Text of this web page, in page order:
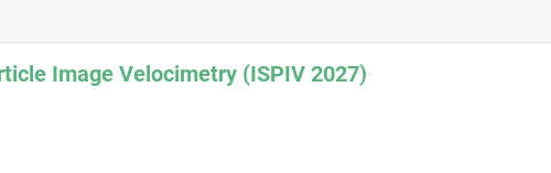
Image Velocimetry (ISPIV 2027)